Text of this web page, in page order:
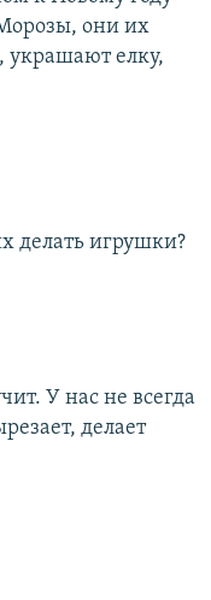
они их
украшают елку,
делать игрушки?
У нас не всегда
делает